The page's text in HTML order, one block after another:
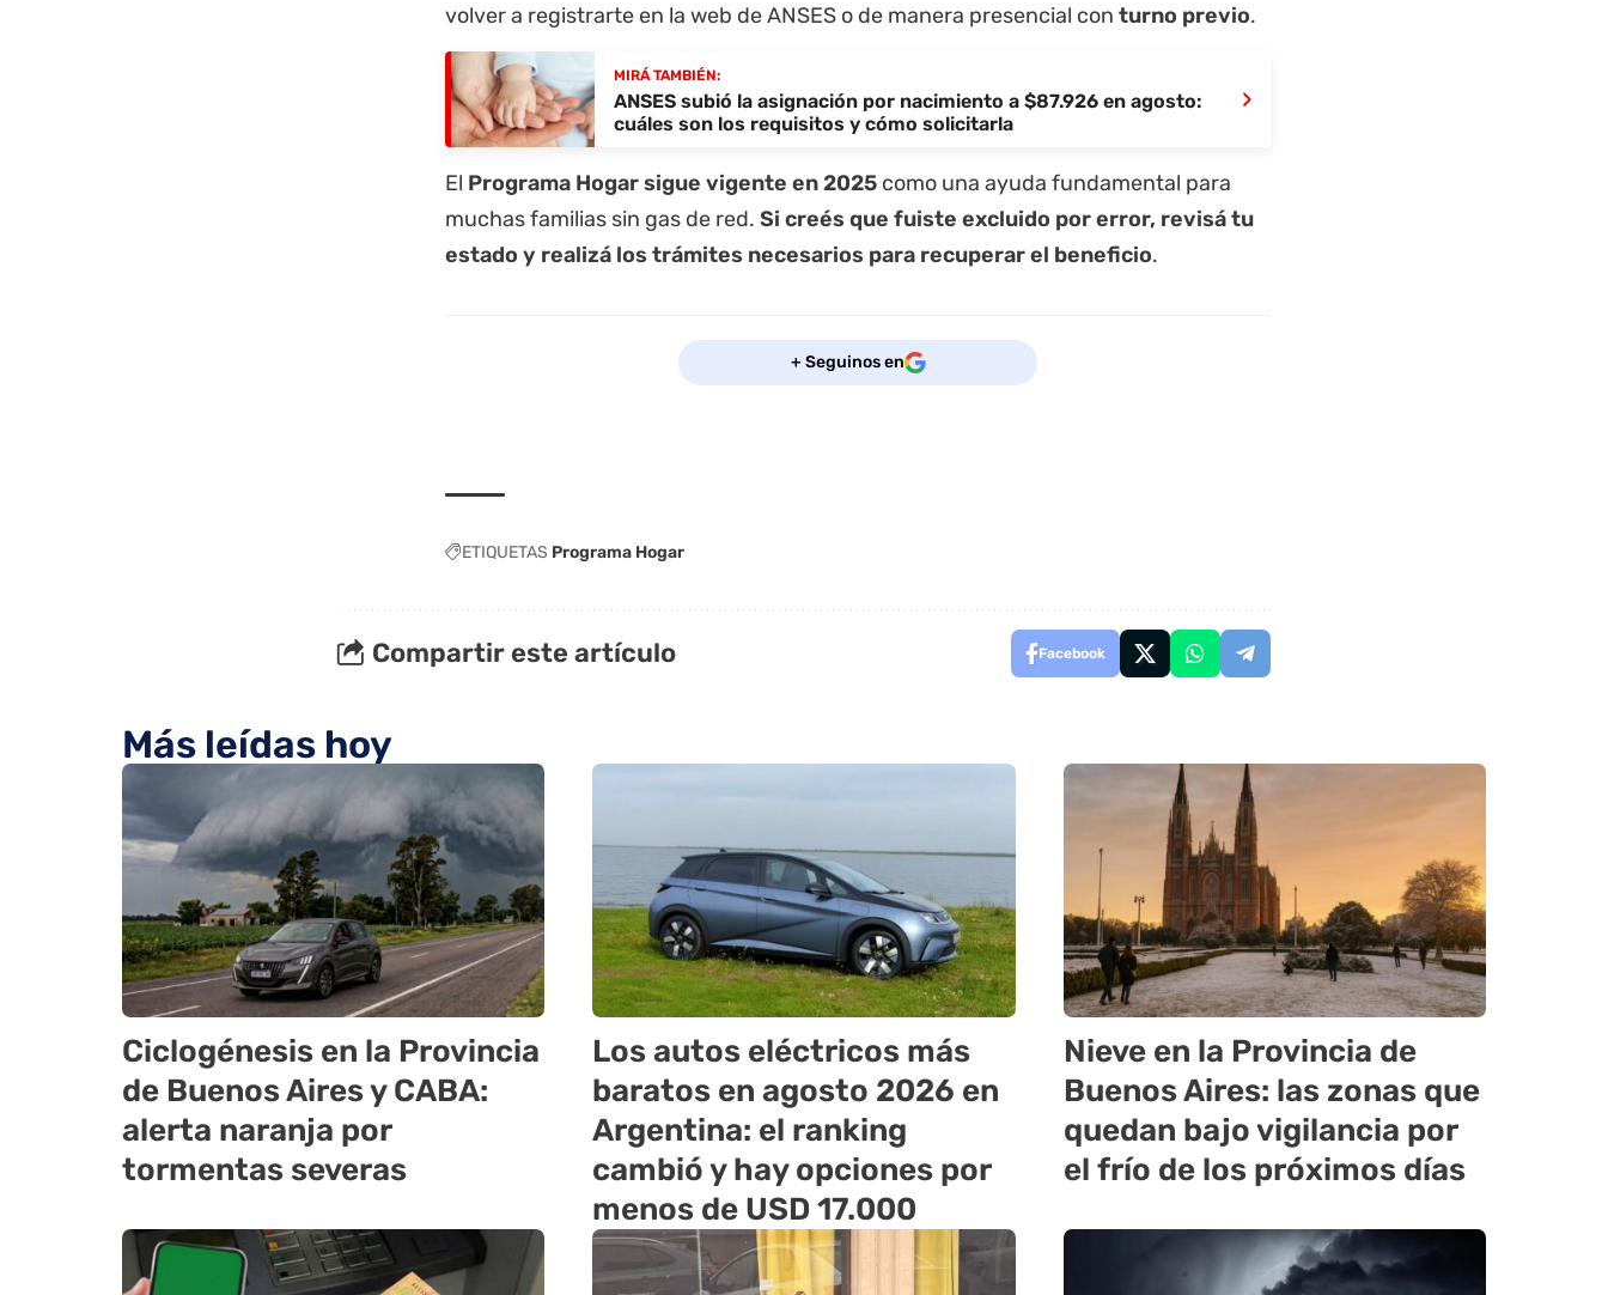
volver a registrarte en la web de ANSES o de manera presencial con turno previo.
MIRÁ TAMBIÉN:
ANSES subió la asignación por nacimiento a $87.926 en agosto:
cuáles son los requisitos y cómo solicitarla
›
El Programa Hogar sigue vigente en 2025 como una ayuda fundamental para
muchas familias sin gas de red. Si creés que fuiste excluido por error, revisá tu
estado y realizá los trámites necesarios para recuperar el beneficio.
+ Seguinos en
ETIQUETAS Programa Hogar
Compartir este artículo Facebook
Más leídas hoy
Ciclogénesis en la Provincia
de Buenos Aires y CABA:
alerta naranja por
tormentas severas
Los autos eléctricos más
baratos en agosto 2026 en
Argentina: el ranking
cambió y hay opciones por
menos de USD 17.000
Nieve en la Provincia de
Buenos Aires: las zonas que
quedan bajo vigilancia por
el frío de los próximos días